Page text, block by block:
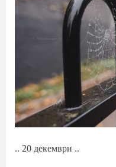
.. 20 декември ..